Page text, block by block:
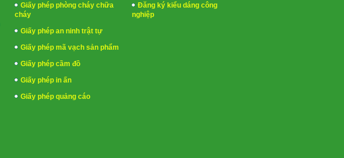
Giấy phép phòng cháy chữa
cháy
Giấy phép an ninh trật tự
Giấy phép mã vạch sản phẩm
Giấy phép cầm đồ
Giấy phép in ấn
Giấy phép quảng cáo
Đăng ký kiểu dáng công
nghiệp